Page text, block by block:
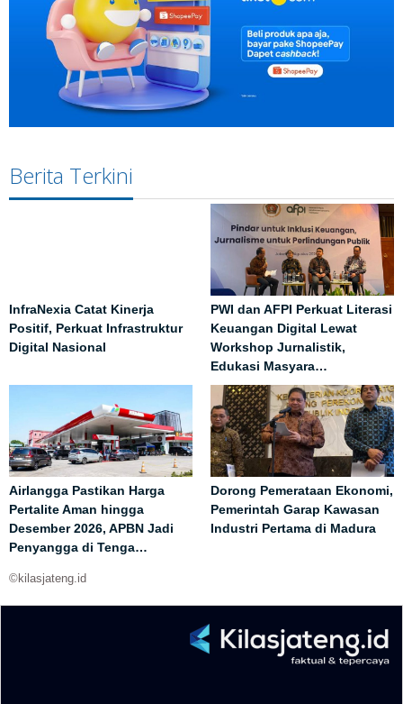
Berita Terkini
InfraNexia Catat Kinerja
Positif, Perkuat Infrastruktur
Digital Nasional
PWI dan AFPI Perkuat Literasi
Keuangan Digital Lewat
Workshop Jurnalistik,
Edukasi Masyara…
Airlangga Pastikan Harga
Pertalite Aman hingga
Desember 2026, APBN Jadi
Penyangga di Tenga…
Dorong Pemerataan Ekonomi,
Pemerintah Garap Kawasan
Industri Pertama di Madura
©kilasjateng.id